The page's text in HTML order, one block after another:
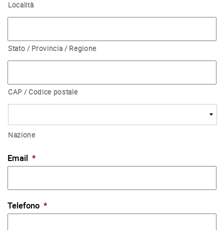
Località
Stato / Provincia / Regione
CAP / Codice postale
Nazione
Email *
Telefono *